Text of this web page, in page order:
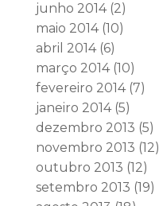
junho 2014(2)
maio 2014(10)
abril 2014(6)
março 2014(10)
fevereiro 2014(7)
janeiro 2014(5)
dezembro 2013 (5)
novembro 2013 (12)
outubro 2013 (12)
setembro 2013 (19)